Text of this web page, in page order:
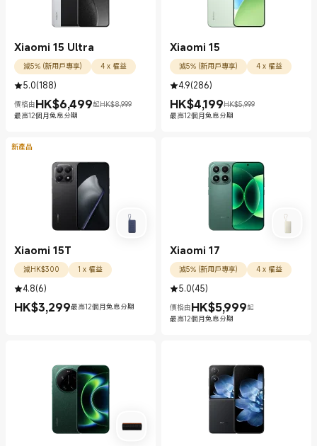
Xiaomi 15 Ultra
減5% (新用戶專享) 4 x 權益
5.0(188)
價格由HK$6,499
現價 HK$6499.00 起HK$8,999
市場價格 HK$8,999
最高12個月免息分期
Xiaomi 15
減5% (新用戶專享) 4 x 權益
4.9(286)
HK$4,199
現價 HK$4199.00HK$5,999
市場價格 HK$5,999
最高12個月免息分期
新產品
Xiaomi 15T
減HK$300 1 x 權益
4.8(6)
HK$3,299
現價 HK$3299.00最高12個月免息分期
Xiaomi 17
減5% (新用戶專享) 4 x 權益
5.0(45)
價格由HK$5,999
現價 HK$5999.00
起
最高12個月免息分期